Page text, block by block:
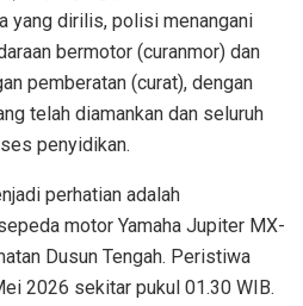
yang dirilis, polisi menangani
bermotor (curanmor) dan
pemberatan (curat), dengan
telah diamankan dan seluruh
penyidikan.
perhatian adalah
motor Yamaha Jupiter MX-
Dusun Tengah. Peristiwa
2026 sekitar pukul 01.30 WIB.